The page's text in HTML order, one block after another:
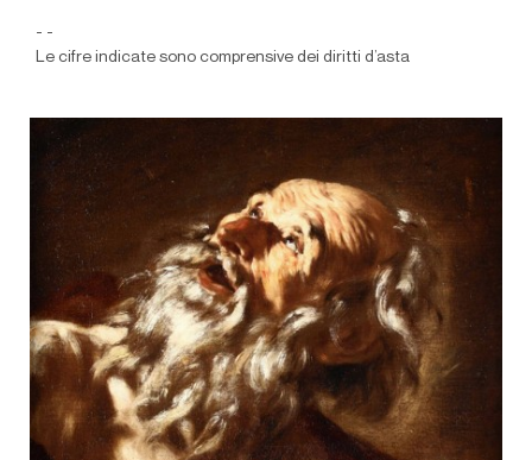
- -
Le cifre indicate sono comprensive dei diritti d’asta